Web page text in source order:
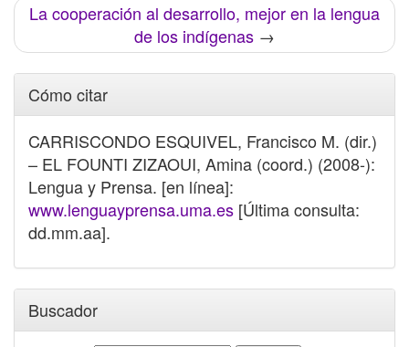
La cooperación al desarrollo, mejor en la lengua
de los indígenas →
Cómo citar
CARRISCONDO ESQUIVEL, Francisco M. (dir.)
– EL FOUNTI ZIZAOUI, Amina (coord.) (2008-):
Lengua y Prensa. [en línea]:
www.lenguayprensa.uma.es [Última consulta:
dd.mm.aa].
Buscador